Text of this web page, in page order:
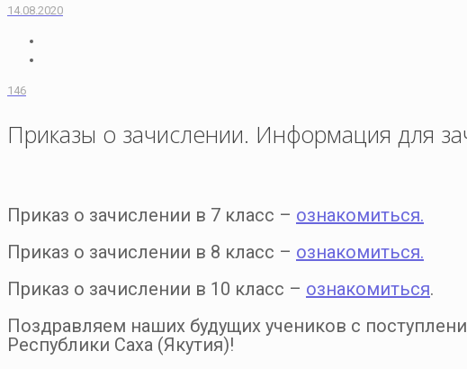
14.08.2020
146
Приказы о зачислении. Информация для
Приказ о зачислении в 7 класс – ознакомиться.
Приказ о зачислении в 8 класс – ознакомиться.
Приказ о зачислении в 10 класс – ознакомиться.
Поздравляем наших будущих учеников с
Республики Саха (Якутия)!